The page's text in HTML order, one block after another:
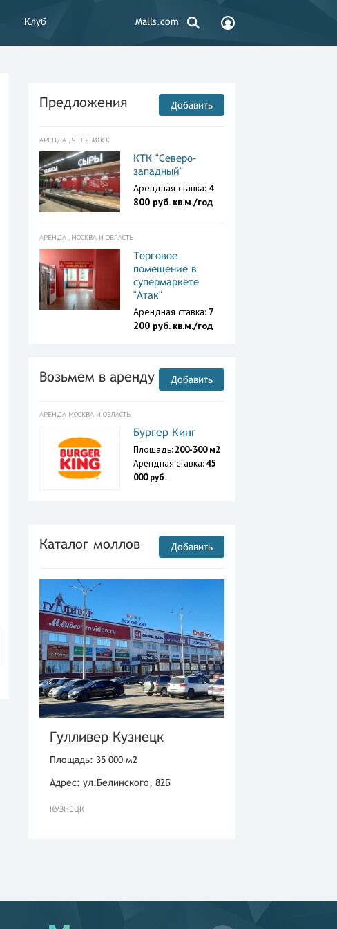
Клуб Malls.com
Предложения Добавить
АРЕНДА , ЧЕЛЯБИНСК
КТК "Северо-
западный"
Арендная ставка: 4
800 руб. кв.м./год
АРЕНДА , МОСКВА И ОБЛАСТЬ
Торговое
помещение в
супермаркете
"Атак"
Арендная ставка: 7
200 руб. кв.м./год
Возьмем в аренду Добавить
АРЕНДА МОСКВА И ОБЛАСТЬ
Бургер Кинг
Площадь: 200-300 м2
Арендная ставка: 45
000 руб.
Каталог моллов Добавить
Гулливер Кузнецк
Площадь: 35 000 м2
Адрес: ул.Белинского, 82Б
КУЗНЕЦК